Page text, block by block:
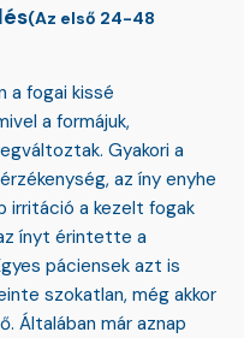
(Az első 24-48
a fogai kissé
a formájuk,
Gyakori a
az íny enyhe
irritáció a kezelt fogak
ínyt érintette a
páciensek azt is
szokatlan, még akkor
Általában már aznap